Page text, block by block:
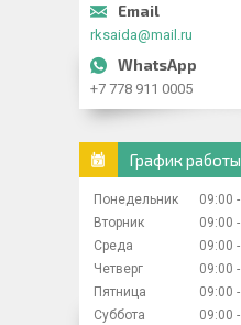
rksaida@mail.ru
+7 778 911 0005
График работы
Понедельник 09:00
Вторник
09:00
Среда
09:00
Четверг
09:00
Пятница
09:00
Суббота
09:00